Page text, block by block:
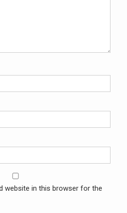
website in this browser for the